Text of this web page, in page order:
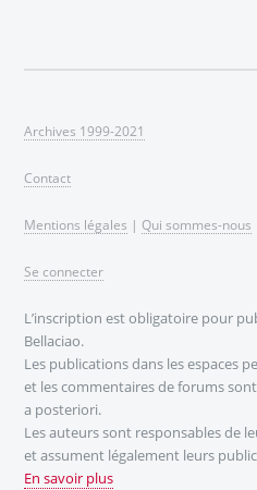
Archives 1999-2021
Contact
Mentions légales | Qui sommes-nous
Se connecter
L’inscription est obligatoire pour
Bellaciao.
Les publications dans les espaces
et les commentaires de forums
a posteriori.
Les auteurs sont responsables de
et assument légalement leurs
En savoir plus